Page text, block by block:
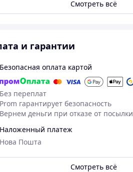
Смотреть всё
и гарантии
Безопасная оплата картой
Без переплат
Prom гарантирует безопасность
Вернем деньги при отказе от посылки
Наложенный платеж
Нова Пошта
Смотреть всё